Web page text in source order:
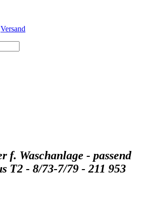
Versand
f. Waschanlage - passend
T2 - 8/73-7/79 - 211 953